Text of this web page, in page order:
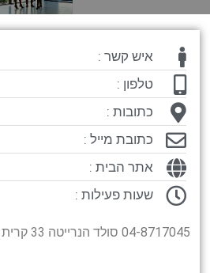
איש קשר :
טלפון :
כתובות :
כתובת מייל :
אתר הבית :
שעות פעילות :
04-8717045 סולד הנרייטה 33 קרית ביאליק